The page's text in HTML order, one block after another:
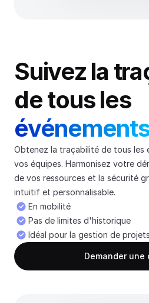
Suivez la
de tous les
Obtenez la traçabilité de tous les
vos équipes. Harmonisez votre
de vos ressources et la sécurité
intuitif et personnalisable.
En mobilité
Pas de limites d'historique
Idéal pour la gestion de projets
Demander une